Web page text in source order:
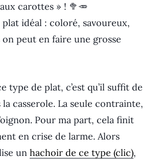
carottes » ! 🥦🥕
plat idéal : coloré, savoureux,
peut en faire une grosse
type de plat, c’est qu’il suffit de
casserole. La seule contrainte,
Pour ma part, cela finit
en crise de larme. Alors
un hachoir de ce type (clic),